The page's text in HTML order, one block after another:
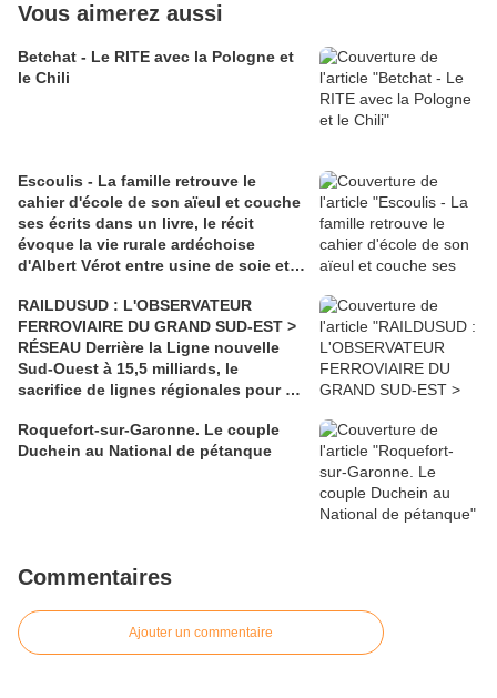
Vous aimerez aussi
Betchat - Le RITE avec la Pologne et
le Chili
Escoulis - La famille retrouve le
cahier d'école de son aïeul et couche
ses écrits dans un livre, le récit
évoque la vie rurale ardéchoise
d'Albert Vérot entre usine de soie et
RAILDUSUD : L'OBSERVATEUR
FERROVIAIRE DU GRAND SUD-EST >
RÉSEAU Derrière la Ligne nouvelle
Sud-Ouest à 15,5 milliards, le
sacrifice de lignes régionales pour 50
Roquefort-sur-Garonne. Le couple
Duchein au National de pétanque
Commentaires
Ajouter un commentaire